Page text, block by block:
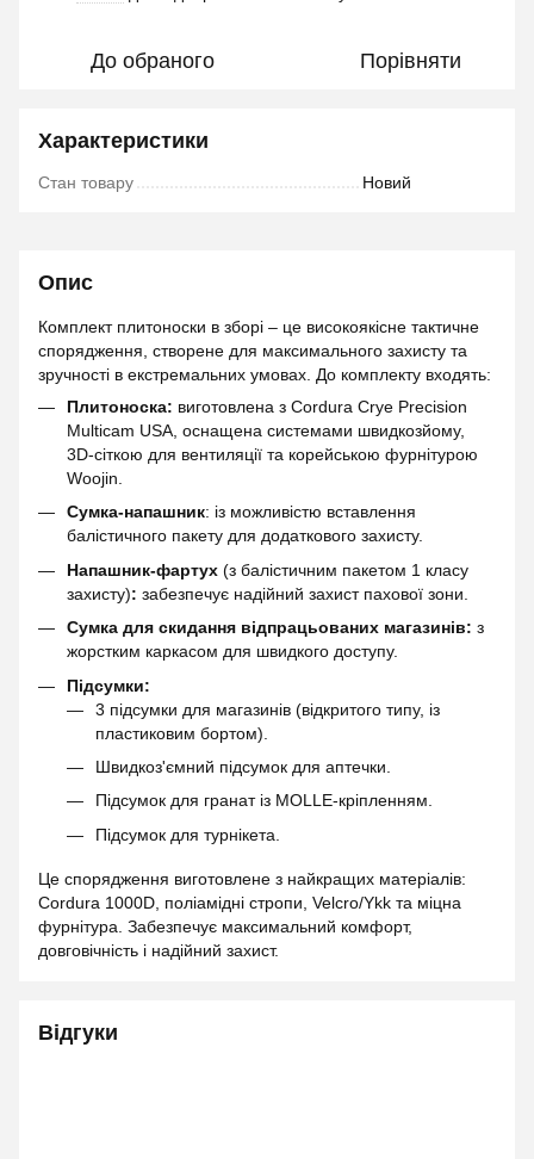
До обраного Порівняти
Характеристики
Стан товару Новий
Опис
Комплект плитоноски в зборі – це високоякісне тактичне
спорядження, створене для максимального захисту та
зручності в екстремальних умовах. До комплекту входять:
Плитоноска: виготовлена з Cordura Crye Precision
Multicam USA, оснащена системами швидкозйому,
3D-сіткою для вентиляції та корейською фурнітурою
Woojin.
Сумка-напашник: із можливістю вставлення
балістичного пакету для додаткового захисту.
Напашник-фартух (з балістичним пакетом 1 класу
захисту): забезпечує надійний захист пахової зони.
Сумка для скидання відпрацьованих магазинів: з
жорстким каркасом для швидкого доступу.
Підсумки:
3 підсумки для магазинів (відкритого типу, із
пластиковим бортом).
Швидкоз'ємний підсумок для аптечки.
Підсумок для гранат із MOLLE-кріпленням.
Підсумок для турнікета.
Це спорядження виготовлене з найкращих матеріалів:
Cordura 1000D, поліамідні стропи, Velcro/Ykk та міцна
фурнітура. Забезпечує максимальний комфорт,
довговічність і надійний захист.
Відгуки